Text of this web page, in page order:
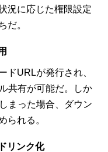
況に応じた権限設定
だ。
ドURLが発行され、
共有が可能だ。しか
まった場合、ダウン
られる。
リンク化